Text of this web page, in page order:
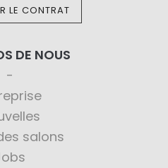
LE CONTRAT
DE NOUS
salons